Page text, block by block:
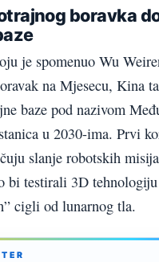
boravka
je spomenuo Wu
na Mjesecu, Kina
baze pod nazivom
u 2030-ima. Prvi
slanje robotskih
bi testirali 3D
cigli od lunarnog tla.